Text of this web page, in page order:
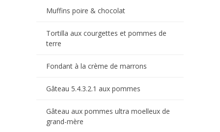
Muffins poire & chocolat
Tortilla aux courgettes et pommes de
terre
Fondant à la crème de marrons
Gâteau 5.4.3.2.1 aux pommes
Gâteau aux pommes ultra moelleux de
grand-mère